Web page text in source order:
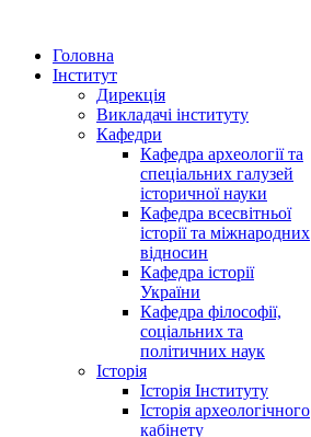
Головна
Інститут
Дирекція
Викладачі інституту
Кафедри
Кафедра археології та
спеціальних галузей
історичної науки
Кафедра всесвітньої
історії та міжнародних
відносин
Кафедра історії
України
Кафедра філософії,
соціальних та
політичних наук
Історія
Історія Інституту
Історія археологічного
кабінету